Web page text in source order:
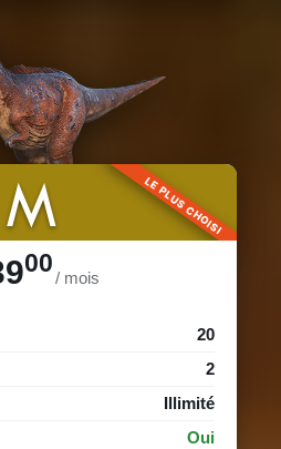
M LE PLUS CHOISI
00
/ mois
20
2
Illimité
Oui